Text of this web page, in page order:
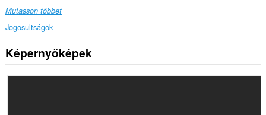
Mutasson többet
Jogosultságok
Ez
a
Képernyőképek